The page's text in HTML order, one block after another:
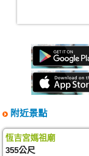
附近景點
恆吉宮媽祖廟
355公尺